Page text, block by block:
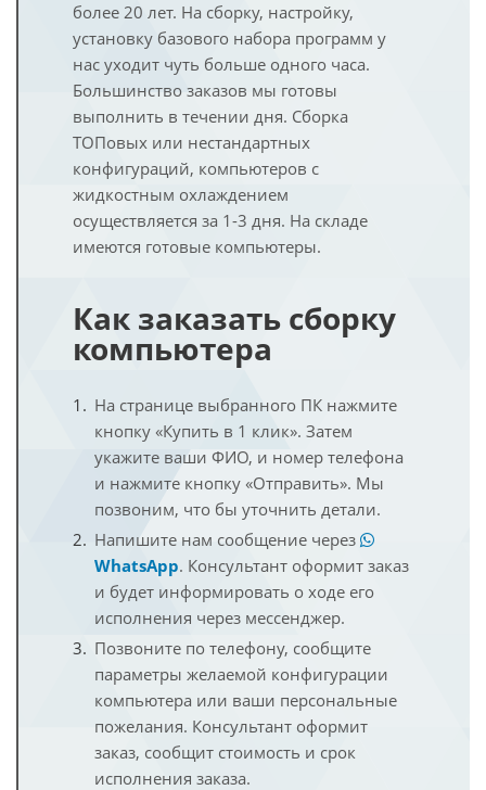
более 20 лет. На сборку, настройку,
установку базового набора программ у
нас уходит чуть больше одного часа.
Большинство заказов мы готовы
выполнить в течении дня. Сборка
ТОПовых или нестандартных
конфигураций, компьютеров с
жидкостным охлаждением
осуществляется за 1-3 дня. На складе
имеются готовые компьютеры.
Как заказать сборку
компьютера
На странице выбранного ПК нажмите
кнопку «Купить в 1 клик». Затем
укажите ваши ФИО, и номер телефона
и нажмите кнопку «Отправить». Мы
позвоним, что бы уточнить детали.
Напишите нам сообщение через
WhatsApp. Консультант оформит заказ
и будет информировать о ходе его
исполнения через мессенджер.
Позвоните по телефону, сообщите
параметры желаемой конфигурации
компьютера или ваши персональные
пожелания. Консультант оформит
заказ, сообщит стоимость и срок
исполнения заказа.